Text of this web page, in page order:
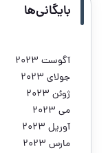
بایگانی‌ها
آگوست 2023
جولای 2023
ژوئن 2023
می 2023
آوریل 2023
مارس 2023